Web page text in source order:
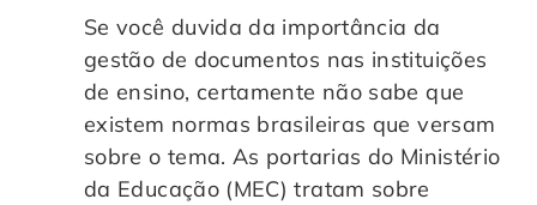
Se você duvida da importância da
gestão de documentos nas instituições
de ensino, certamente não sabe que
existem normas brasileiras que versam
sobre o tema. As portarias do Ministério
da Educação (MEC) tratam sobre